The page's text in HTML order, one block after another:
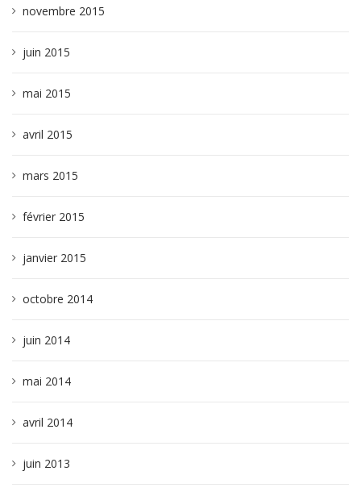
novembre 2015
juin 2015
mai 2015
avril 2015
mars 2015
février 2015
janvier 2015
octobre 2014
juin 2014
mai 2014
avril 2014
juin 2013